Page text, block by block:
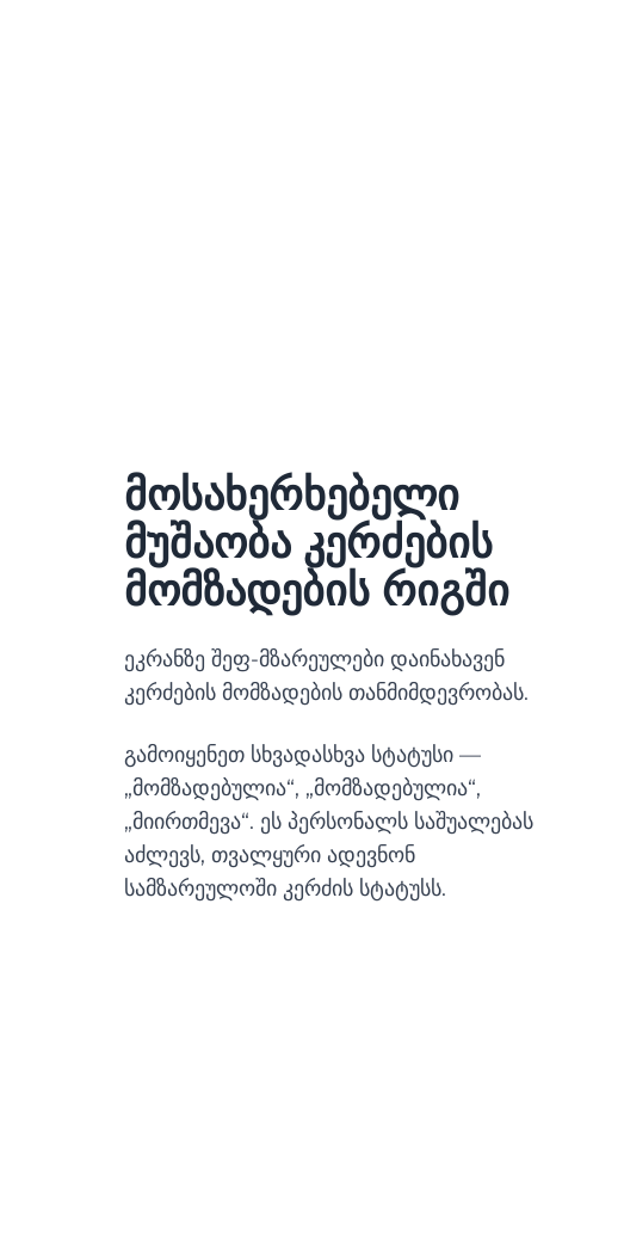
მოსახერხებელი
მუშაობა კერძების
მომზადების რიგში
ეკრანზე შეფ-მზარეულები დაინახავენ
კერძების მომზადების თანმიმდევრობას.
გამოიყენეთ სხვადასხვა სტატუსი —
„მომზადებულია“, „მომზადებულია“,
„მიირთმევა“. ეს პერსონალს საშუალებას
აძლევს, თვალყური ადევნონ
სამზარეულოში კერძის სტატუსს.